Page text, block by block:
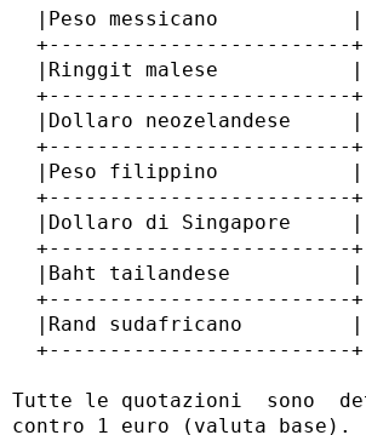
|Peso messicano
+-------------------------
|Ringgit malese
+-------------------------
|Dollaro neozelandese
+-------------------------
|Peso filippino
+-------------------------
|Dollaro di Singapore
+-------------------------
|Baht tailandese
+-------------------------
|Rand sudafricano
+-------------------------
Tutte le quotazioni  sono